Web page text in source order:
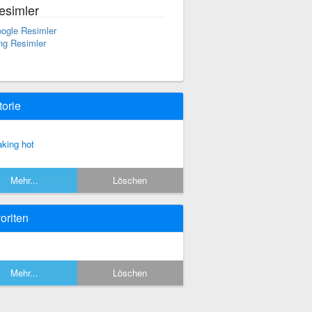
Resimler
Resimler
hot
Mehr... Löschen
Mehr... Löschen